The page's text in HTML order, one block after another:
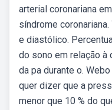
arterial coronariana
síndrome
e diastólico.
do sono em relação
da pa durante o.
quer dizer que a
menor que 10 % do